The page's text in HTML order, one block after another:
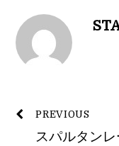
PREVIOUS
スパルタンレ